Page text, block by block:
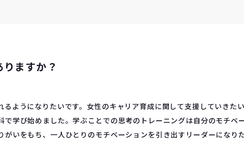
ますか？
るようになりたいです。女性のキャリア育成に関して支援していきた
で学び始めました。学ぶことでの思考のトレーニングは自分のモチベ
がいをもち、一人ひとりのモチベーションを引き出すリーダーになり